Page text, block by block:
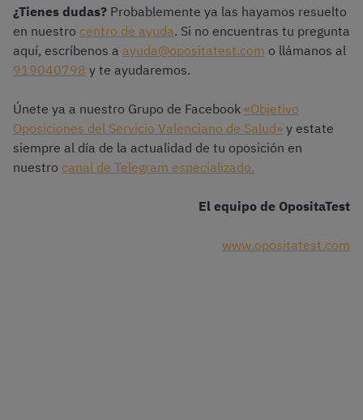
¿Tienes dudas? Probablemente ya las hayamos resuelto
en nuestro centro de ayuda. Si no encuentras tu pregunta
aquí, escríbenos a ayuda@opositatest.com o llámanos al
919040798 y te ayudaremos.
Únete ya a nuestro Grupo de Facebook «Objetivo
Oposiciones del Servicio Valenciano de Salud» y estate
siempre al día de la actualidad de tu oposición en
nuestro canal de Telegram especializado.
El equipo de OpositaTest
www.opositatest.com